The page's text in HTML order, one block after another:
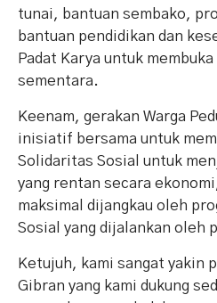
tunai, bantuan sembako,
bantuan pendidikan dan
Padat Karya untuk
sementara.
Keenam, gerakan Warga
inisiatif bersama untuk
Solidaritas Sosial untuk
yang rentan secara
maksimal dijangkau oleh
Sosial yang dijalankan oleh
Ketujuh, kami sangat yakin
Gibran yang kami dukung